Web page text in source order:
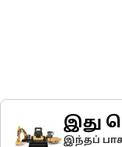
இது
இந்தப்